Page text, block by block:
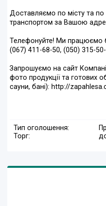
Доставляємо по місту та по
транспортом за Вашою
Телефонуйте! Ми працюємо
(067) 411-68-50, (050) 315-
Запрошуємо на сайт
фото продукції та готових
сауни, бані): http://
Тип оголошення:
Торг: